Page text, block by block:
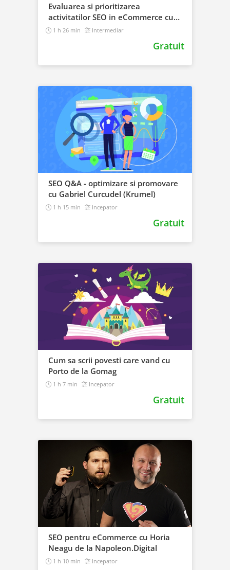
Evaluarea si prioritizarea
activitatilor SEO in eCommerce cu
Mihai Vinatoru de la DWF
1 h 26 min Intermediar
Gratuit
SEO Q&A - optimizare si promovare
cu Gabriel Curcudel (Krumel)
1 h 15 min Incepator
Gratuit
Cum sa scrii povesti care vand cu
Porto de la Gomag
1 h 7 min Incepator
Gratuit
SEO pentru eCommerce cu Horia
Neagu de la Napoleon.Digital
1 h 10 min Incepator